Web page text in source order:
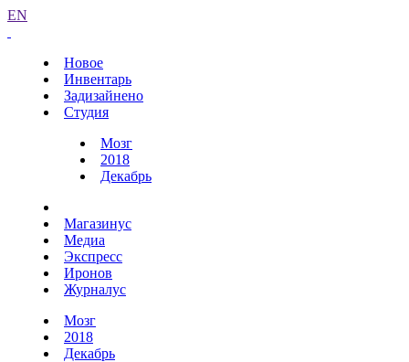
EN
Новое
Инвентарь
Задизайнено
Студия
Мозг
2018
Декабрь
Магазинус
Медиа
Экспресс
Иронов
Журналус
Мозг
2018
Декабрь